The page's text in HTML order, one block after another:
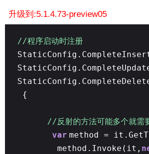
升级到:5.1.4.73-preview05
//程序启动时注册
{
//反射的方法可能多个就
var method =
method.Invoke(it,